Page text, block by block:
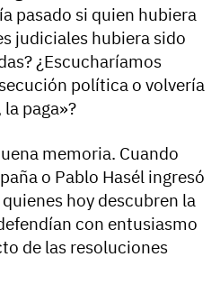
pasado si quien hubiera
judiciales hubiera sido
¿Escucharíamos
política o volvería
paga»?
memoria. Cuando
o Pablo Hasél ingresó
hoy descubren la
con entusiasmo
de las resoluciones